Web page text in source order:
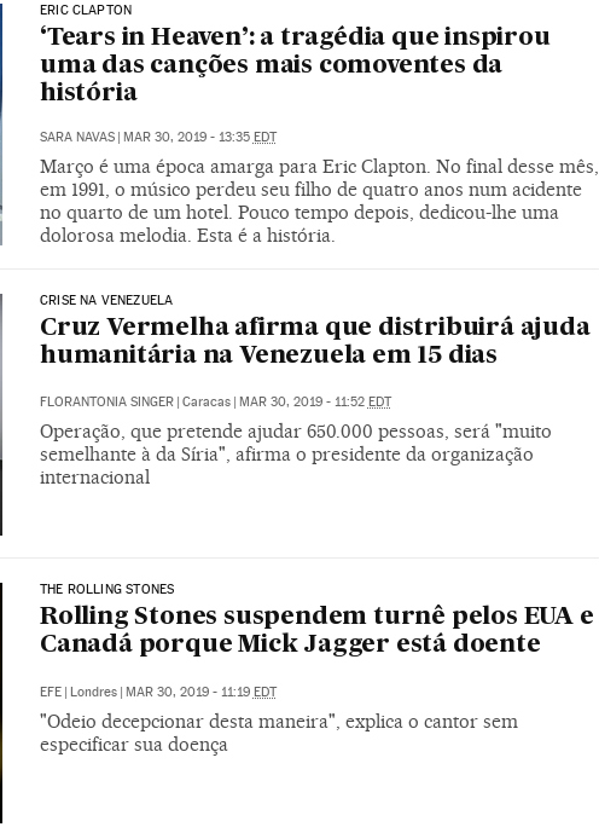
ERIC CLAPTON
‘Tears in Heaven’: a tragédia que inspirou
uma das canções mais comoventes da
história
SARA NAVAS MAR 30, 2019 - 13:35 EDT
Março é uma época amarga para Eric Clapton. No final desse mês,
em 1991, o músico perdeu seu filho de quatro anos num acidente
no quarto de um hotel. Pouco tempo depois, dedicou-lhe uma
dolorosa melodia. Esta é a história.
CRISE NA VENEZUELA
Cruz Vermelha afirma que distribuirá ajuda
humanitária na Venezuela em 15 dias
FLORANTONIA SINGER Caracas MAR 30, 2019 - 11:52 EDT
Operação, que pretende ajudar 650.000 pessoas, será "muito
semelhante à da Síria", afirma o presidente da organização
internacional
THE ROLLING STONES
Rolling Stones suspendem turnê pelos EUA e
Canadá porque Mick Jagger está doente
EFE | Londres | MAR 30, 2019 - 11:19 EDT
"Odeio decepcionar desta maneira", explica o cantor sem
especificar sua doença